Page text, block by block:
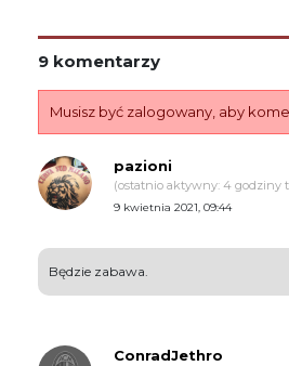
9 komentarzy
Musisz być zalogowany, aby
pazioni
(ostatnio aktywny: 4 godziny
9 kwietnia 2021, 09:44
Będzie zabawa.
ConradJethro